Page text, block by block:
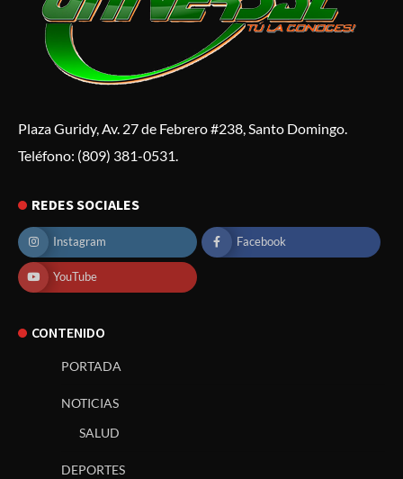
Plaza Guridy, Av. 27 de Febrero #238, Santo Domingo.
Teléfono: (809) 381-0531.
REDES SOCIALES
Instagram Facebook
YouTube
CONTENIDO
PORTADA
NOTICIAS
SALUD
DEPORTES